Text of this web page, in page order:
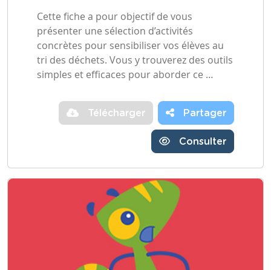
Cette fiche a pour objectif de vous
présenter une sélection d’activités
concrètes pour sensibiliser vos élèves au
tri des déchets. Vous y trouverez des outils
simples et efficaces pour aborder ce …
Télécharger Partager
Consulter